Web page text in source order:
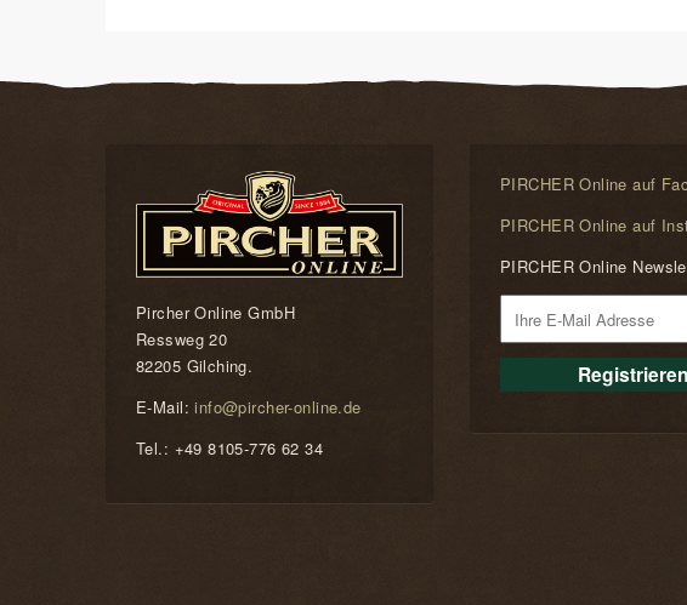
Pircher Online GmbH
Ressweg 20
82205 Gilching.
E-Mail:info@pircher-online.de
Tel.: +49 8105-776 62 34
PIRCHER Online auf
PIRCHER Online auf
PIRCHER Online